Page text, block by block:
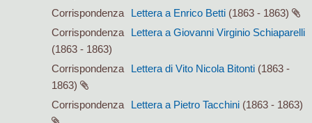
Corrispondenza
Lettera a Enrico Betti (1863 - 1863)
Corrispondenza
Lettera a Giovanni Virginio Schiaparelli
(1863 - 1863)
Corrispondenza
Lettera di Vito Nicola Bitonti (1863 -
1863)
Corrispondenza
Lettera a Pietro Tacchini (1863 - 1863)